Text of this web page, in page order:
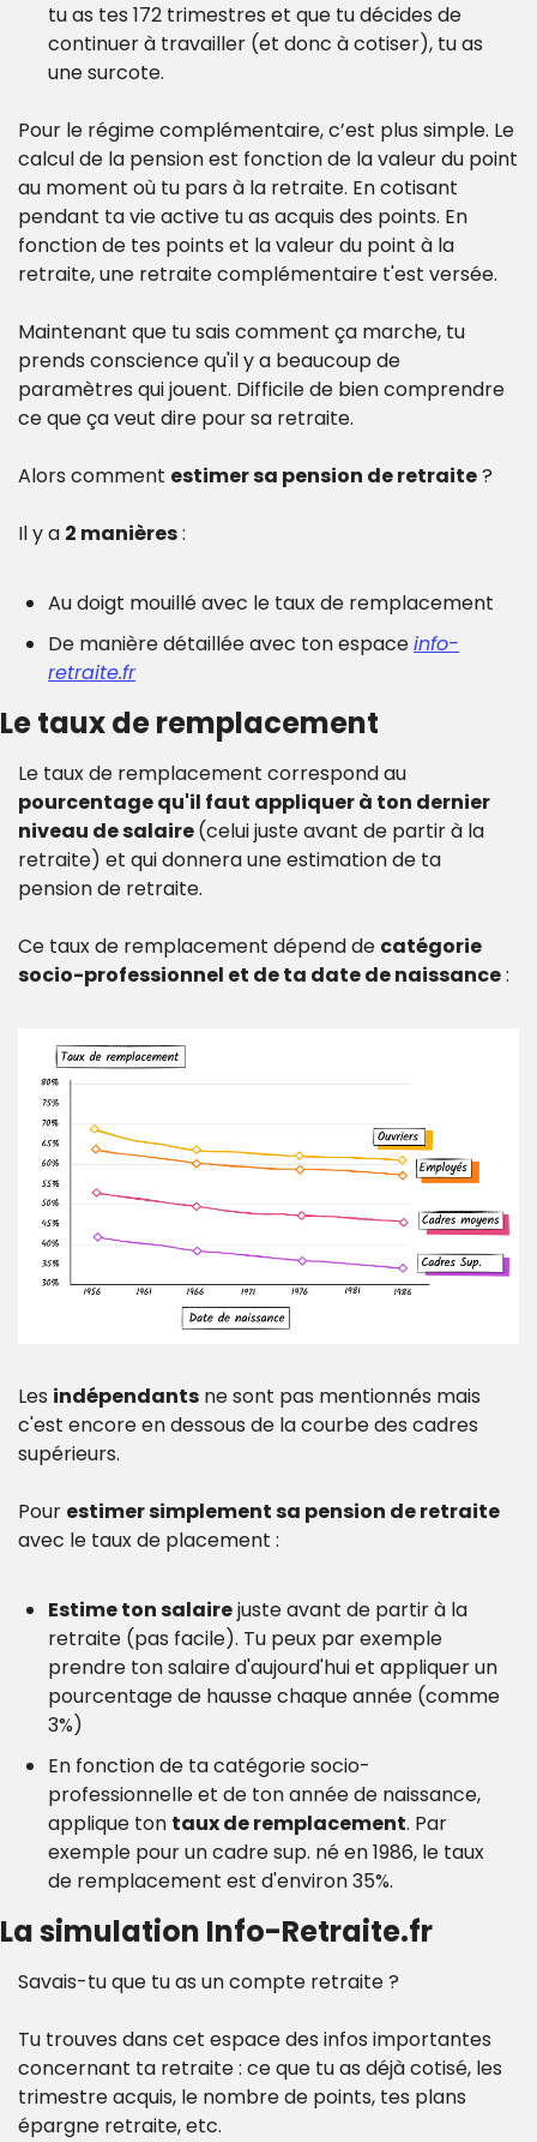
tu as tes 172 trimestres et que tu décides de
continuer à travailler (et donc à cotiser), tu as
une surcote.
Pour le régime complémentaire, c’est plus simple. Le
calcul de la pension est fonction de la valeur du point
au moment où tu pars à la retraite. En cotisant
pendant ta vie active tu as acquis des points. En
fonction de tes points et la valeur du point à la
retraite, une retraite complémentaire t'est versée.
Maintenant que tu sais comment ça marche, tu
prends conscience qu'il y a beaucoup de
paramètres qui jouent. Difficile de bien comprendre
ce que ça veut dire pour sa retraite.
Alors comment estimer sa pension de retraite ?
Il y a 2 manières :
Au doigt mouillé avec le taux de remplacement
De manière détaillée avec ton espace info-
retraite.fr
Le taux de remplacement
pourcentage qu'il faut appliquer à ton dernier
niveau de salaire (celui juste avant de partir à la
retraite) et qui donnera une estimation de ta
pension de retraite.
Ce taux de remplacement dépend de catégorie
socio-professionnel et de ta date de naissance :
Les indépendants ne sont pas mentionnés mais
c'est encore en dessous de la courbe des cadres
supérieurs.
Pour
avec le taux de placement :
Estime ton salaire juste avant de partir à la
retraite (pas facile). Tu peux par exemple
prendre ton salaire d'aujourd'hui et appliquer un
pourcentage de hausse chaque année (comme
3%)
En fonction de ta catégorie socio-
professionnelle et de ton année de naissance,
applique ton taux de remplacement. Par
exemple pour un cadre sup. né en 1986, le taux
de remplacement est d'environ 35%.
La simulation Info-Retraite.fr
Savais-tu que tu as un compte retraite ?
Tu trouves dans cet espace des infos importantes
concernant ta retraite : ce que tu as déjà cotisé, les
trimestre acquis, le nombre de points, tes plans
épargne retraite, etc.